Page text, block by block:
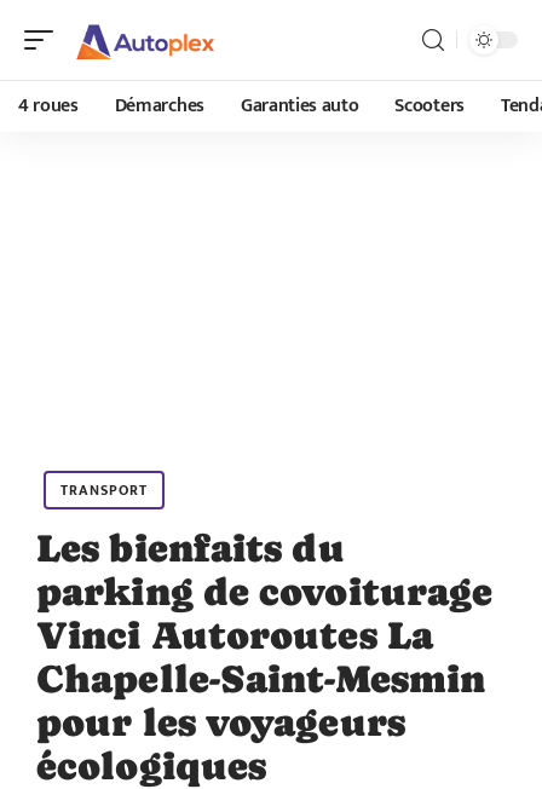
4 roues Démarches Garanties auto Scooters
TRANSPORT
Les bienfaits du
parking de covoiturage
Vinci Autoroutes La
Chapelle-Saint-Mesmin
pour les voyageurs
écologiques